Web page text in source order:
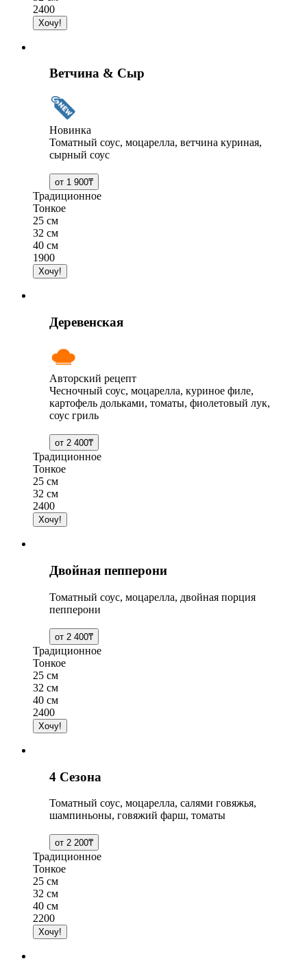
2400
Ветчина & Сыр
Новинка
Томатный соус, моцарелла, ветчина куриная,
сырный соус
Традиционное
Тонкое
25 см
32 см
40 см
1900
Деревенская
Авторский рецепт
Чесночный соус, моцарелла, куриное филе,
картофель дольками, томаты, фиолетовый лук,
соус гриль
Традиционное
Тонкое
25 см
32 см
2400
Двойная пепперони
Томатный соус, моцарелла, двойная порция
пепперони
Традиционное
Тонкое
25 см
32 см
40 см
2400
4 Сезона
Томатный соус, моцарелла, салями говяжья,
шампиньоны, говяжий фарш, томаты
Традиционное
Тонкое
25 см
32 см
40 см
2200